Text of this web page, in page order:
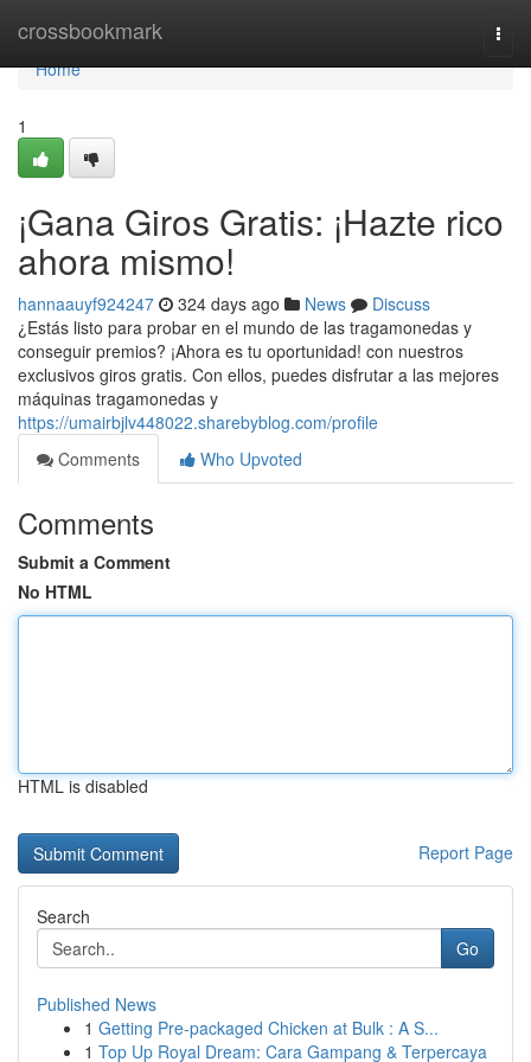
crossbookmark
Home
Home
1
¡Gana Giros Gratis: ¡Hazte rico
ahora mismo!
hannaauyf924247 324 days ago News
Discuss
¿Estás listo para probar en el mundo de las tragamonedas y
conseguir premios? ¡Ahora es tu oportunidad! con nuestros
exclusivos giros gratis. Con ellos, puedes disfrutar a las mejores
máquinas tragamonedas y
https://umairbjlv448022.sharebyblog.com/profile
Comments
Who Upvoted
Comments
Submit a Comment
No HTML
HTML is disabled
Report Page
Search
Go
Published News
1 Getting Pre-packaged Chicken at Bulk : A S...
1 Top Up Royal Dream: Cara Gampang & Terpercaya